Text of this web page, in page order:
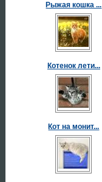
Рыжая кошка ...
Котенок лети...
Кот на монит...